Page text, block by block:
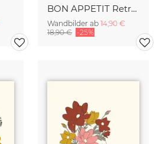
BON APPETIT Retro Painted Typography - Kitchen Fine Art Print
Wandbilder ab 14,90 €
18,90 € -25%